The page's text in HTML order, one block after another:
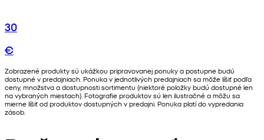
30
€
Zobrazené produkty sú ukážkou pripravovanej ponuky a postupne budú
dostupné v predajniach. Ponuka v jednotlivých predajniach sa môže líšiť podľa
ceny, množstva a dostupnosti sortimentu (niektoré položky budú dostupné len
na vybraných miestach). Fotografie produktov sú len ilustračné a môžu sa
mierne líšiť od produktov dostupných v predajni. Ponuka platí do vypredania
zásob.